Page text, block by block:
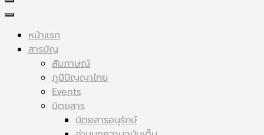
หน้าแรก
สารบัญ
สัมภาษณ์
ภูมิปัญญาไทย
Events
นิตยสาร
นิตยสารอนุรักษ์